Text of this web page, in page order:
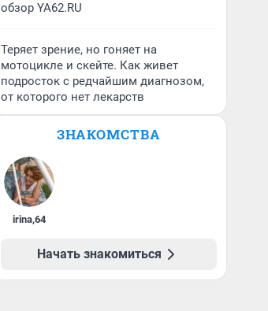
обзор YA62.RU
Теряет зрение, но гоняет на
мотоцикле и скейте. Как живет
подросток с редчайшим диагнозом,
от которого нет лекарств
ЗНАКОМСТВА
irina,64
Начать знакомиться